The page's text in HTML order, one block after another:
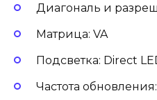
Диагональ и
Матрица: VA
Подсветка: Direct
Частота